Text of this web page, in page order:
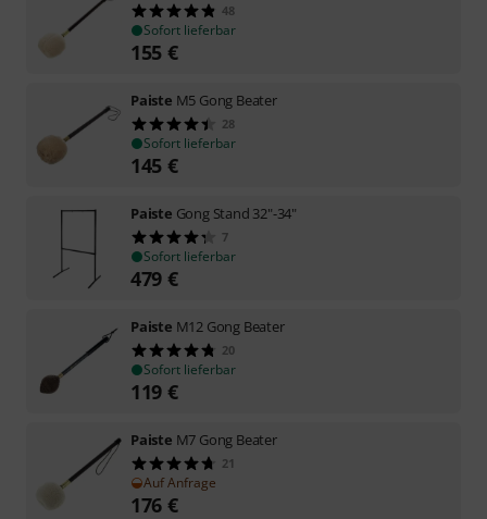
48
Sofort lieferbar
155 €
Paiste M5 Gong Beater
28
Sofort lieferbar
145 €
Paiste Gong Stand 32"-34"
7
Sofort lieferbar
479 €
Paiste M12 Gong Beater
20
Sofort lieferbar
119 €
Paiste M7 Gong Beater
21
Auf Anfrage
176 €